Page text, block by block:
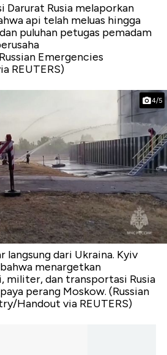
Darurat Rusia melaporkan
api telah meluas hingga
puluhan petugas pemadam
Emergencies
REUTERS)
4/5
langsung dari Ukraina. Kyiv
menargetkan
militer, dan transportasi Rusia
perang Moskow. (Russian
Handout via REUTERS)